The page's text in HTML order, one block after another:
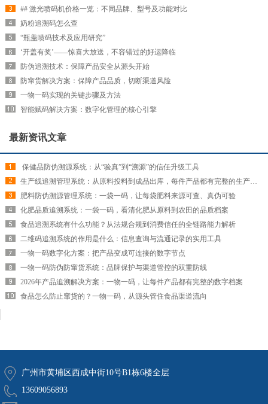
## 激光喷码机价格一览：不同品牌、型号及功能对比
奶粉追溯码怎么查
“瓶盖喷码技术及应用研究”
‘开盖有奖’——惊喜大放送，不容错过的好运降临
防伪追溯技术：保障产品安全从源头开始
防窜货解决方案：保障产品品质，切断渠道风险
一物一码实现的关键步骤及方法
智能赋码解决方案：数字化管理的核心引擎
最新资讯文章
​ 保健品防伪溯源系统：从“验真”到“溯源”的信任升级工具
生产线追溯管理系统：从原料投料到成品出库，每件产品都有完整的生产履历
肥料防伪溯源管理系统：一袋一码，让每袋肥料来源可查、真伪可验
化肥品质追溯系统：一袋一码，看清化肥从原料到农田的品质档案
食品追溯系统有什么功能？从法规合规到消费信任的全链路能力解析
二维码追溯系统的作用是什么：信息查询与流通记录的实用工具
一物一码数字化方案：把产品变成可连接的数字节点
一物一码防伪防窜货系统：品牌保护与渠道管控的双重防线
2026年产品追溯解决方案：一物一码，让每件产品都有完整的数字档案
食品怎么防止窜货的？一物一码，从源头管住食品渠道流向
广州市黄埔区西成中街10号B1栋6楼全层
13609056893